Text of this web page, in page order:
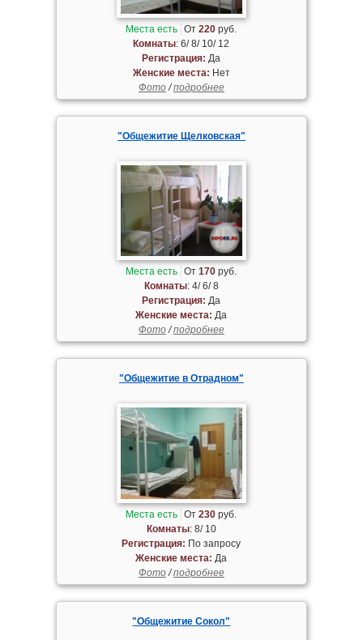
Места есть От220 руб.
Комнаты: 6/ 8/ 10/ 12
Регистрация: Да
Женские места: Нет
Фото/подробнее
"Общежитие Щелковская"
Места есть От170 руб.
Комнаты: 4/ 6/ 8
Регистрация: Да
Женские места: Да
Фото/подробнее
"Общежитие в Отрадном"
Места есть От230 руб.
Комнаты: 8/ 10
Регистрация: По запросу
Женские места: Да
Фото/подробнее
"Общежитие Сокол"